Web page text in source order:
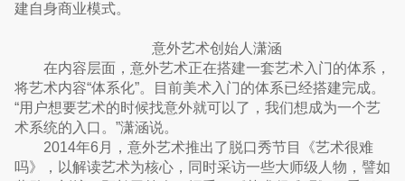
建自身商业模式。
意外艺术创始人潇涵
在内容层面，意外艺术正在搭建一套艺术入门的体系，
将艺术内容“体系化”。目前美术入门的体系已经搭建完成。
“用户想要艺术的时候找意外就可以了，我们想成为一个艺
术系统的入口。”潇涵说。
2014年6月，意外艺术推出了脱口秀节目《艺术很难
吗》，以解读艺术为核心，同时采访一些大师级人物，譬如